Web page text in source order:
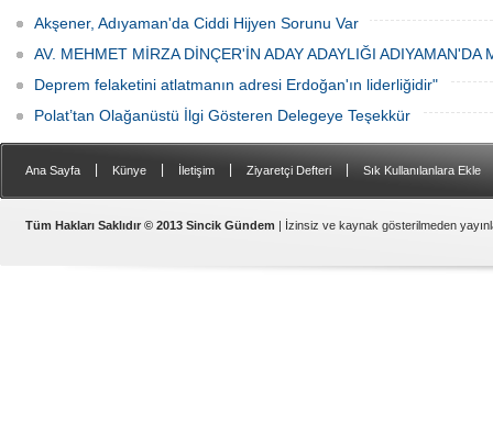
Akşener, Adıyaman'da Ciddi Hijyen Sorunu Var
AV. MEHMET MİRZA DİNÇER'İN ADAY ADAYLIĞI ADIYAMAN'DA
Deprem felaketini atlatmanın adresi Erdoğan'ın liderliğidir"
Polat’tan Olağanüstü İlgi Gösteren Delegeye Teşekkür
Ana Sayfa Künye İletişim Ziyaretçi Defteri
Sık Kullanılanlara Ekle
Tüm Hakları Saklıdır © 2013 Sincik Gündem | İzinsiz ve kaynak gösterilmeden